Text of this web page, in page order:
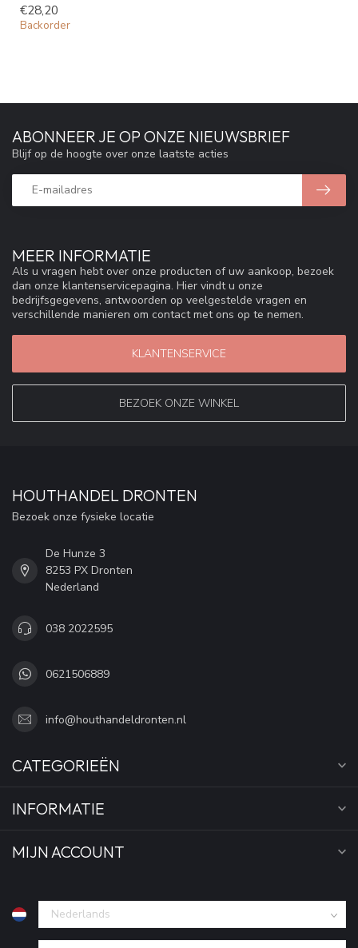
€28,20
Backorder
MEER INFORMATIE
Als u vragen hebt over onze producten of uw aankoop, bezoek
dan onze klantenservicepagina. Hier vindt u onze
bedrijfsgegevens, antwoorden op veelgestelde vragen en
verschillende manieren om contact met ons op te nemen.
KLANTENSERVICE
BEZOEK ONZE WINKEL
ABONNEER JE OP ONZE NIEUWSBRIEF
Blijf op de hoogte over onze laatste acties
HOUTHANDEL DRONTEN
Bezoek onze fysieke locatie
De Hunze 3
8253 PX Dronten
Nederland
038 2022595
0621506889
info@houthandeldronten.nl
CATEGORIEËN
INFORMATIE
MIJN ACCOUNT